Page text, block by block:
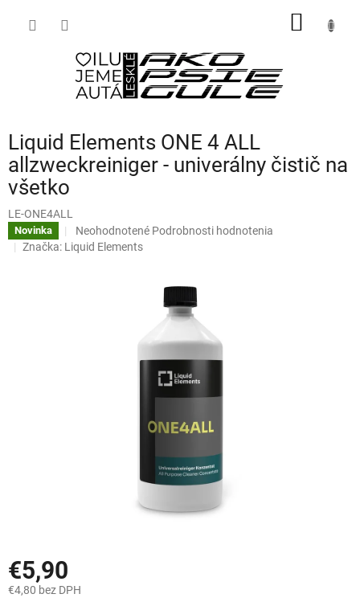
Liquid Elements ONE 4 ALL
allzweckreiniger - univerálny čistič na
všetko
LE-ONE4ALL
Novinka
Priemerné
hodnotenie
Neohodnotené Podrobnosti hodnotenia
Značka: Liquid Elements
€5,90
€4,80 bez DPH